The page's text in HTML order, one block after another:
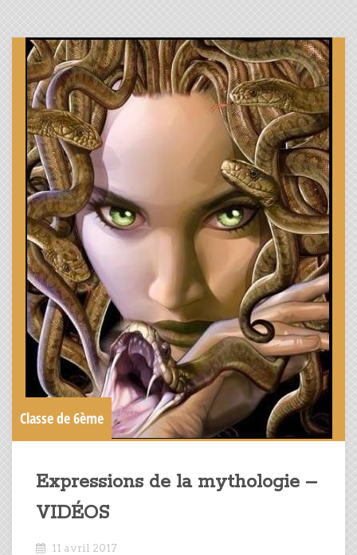
Classe de 6ème
Expressions de la mythologie –
VIDÉOS
11 avril 2017